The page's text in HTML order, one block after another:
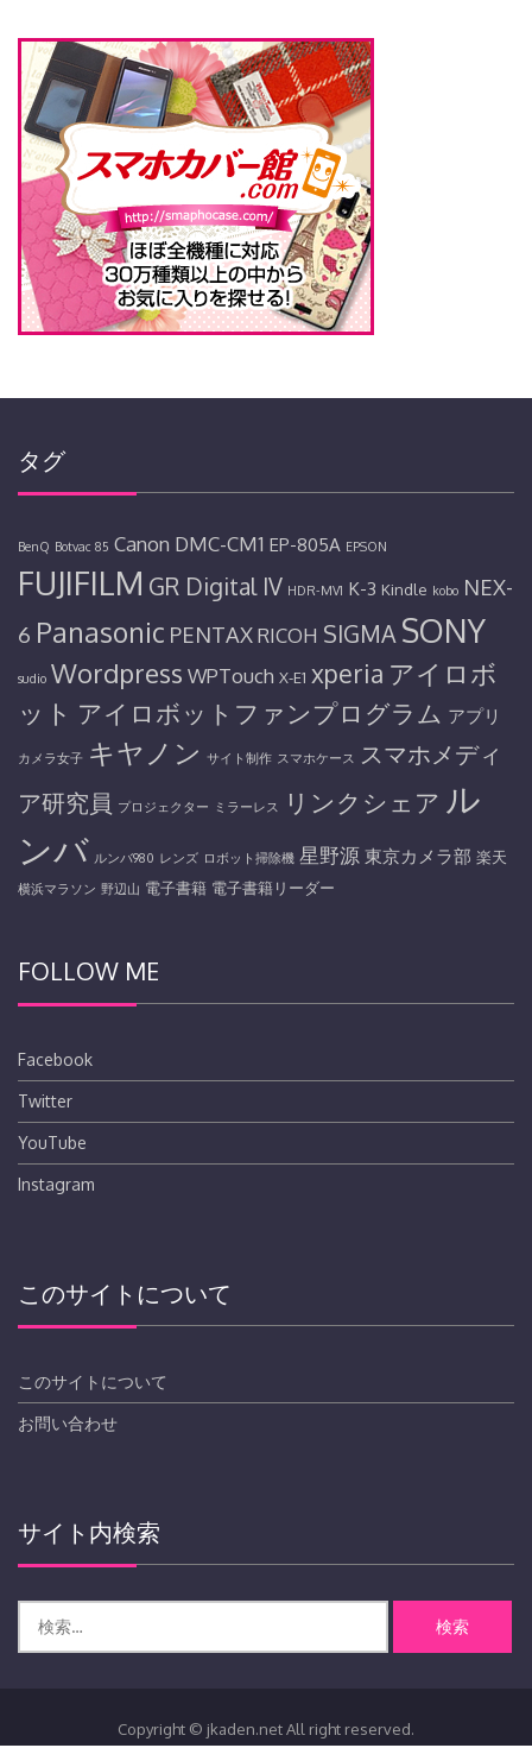
タグ
BenQ Botvac 85 Canon DMC-CM1 EP-805A EPSON
FUJIFILM GR Digital IV HDR-MV1 K-3 Kindle kobo NEX-
6 Panasonic PENTAXRICOH SIGMA SONY
sudio Wordpress WPTouch X-E1 xperia アイロボ
ット アイロボットファンプログラム アプリ
カメラ女子 キヤノン サイト制作 スマホケース
スマホメディ
ア研究員 プロジェクター ミラーレス リンクシェア ル
ンバ ルンバ980 レンズ ロボット掃除機 星野源 東京カメラ部 楽天
横浜マラソン 野辺山 電子書籍 電子書籍リーダー
FOLLOW ME
Facebook
Twitter
YouTube
Instagram
このサイトについて
このサイトについて
お問い合わせ
サイト内検索
Copyright © jkaden.net All right reserved.